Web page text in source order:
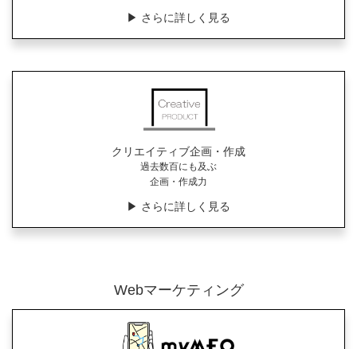
▶︎ さらに詳しく見る
クリエイティブ企画・作成
過去数百にも及ぶ
企画・作成力
▶︎ さらに詳しく見る
Webマーケティング